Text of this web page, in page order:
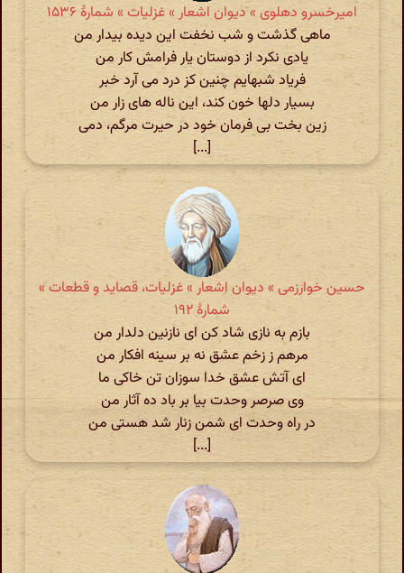
امیرخسرو دهلوی » دیوان اشعار » غزلیات » شمارهٔ ۱۵۳۶
ماهی گذشت و شب نخفت این دیده بیدار من
یادی نکرد از دوستان یار فرامش کار من
فریاد شبهایم چنین کز درد می آرد خبر
بسیار دلها خون کند، این ناله های زار من
زین بخت بی فرمان خود در حیرت مرگم، دمی
[...]
حسین خوارزمی » دیوان اشعار » غزلیات، قصاید و قطعات »
شمارهٔ ۱۹۲
بازم به نازی شاد کن ای نازنین دلدار من
مرهم ز زخم عشق نه بر سینه افکار من
ای آتش عشق خدا سوزان تن خاکی ما
وی صرصر وحدت بیا بر باد ده آثار من
در راه وحدت ای شمن زنار شد هستی من
[...]